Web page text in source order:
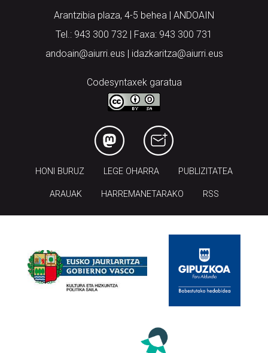
Arantzibia plaza, 4-5 behea | ANDOAIN
Tel.: 943 300 732 | Faxa: 943 300 731
andoain@aiurri.eus | idazkaritza@aiurri.eus
Codesyntaxek garatua
HONI BURUZ LEGE OHARRA PUBLIZITATEA
ARAUAK HARREMANETARAKO RSS